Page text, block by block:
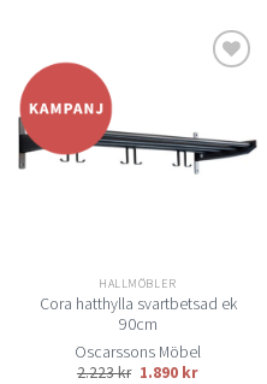
önskelistan
HALLMÖBLER
Cora hatthylla svartbetsad ek
90cm
Oscarssons Möbel
2.223kr 1.890 kr